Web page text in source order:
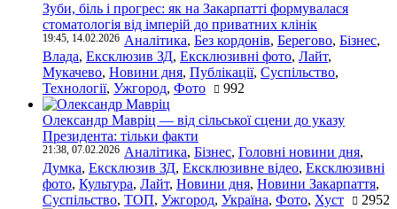
Зуби, біль і прогрес: як на Закарпатті формувалася
стоматологія від імперій до приватних клінік
19:45, 14.02.2026 Аналітика, Без кордонів, Берегово, Бізнес,
Влада, Ексклюзив ЗД, Ексклюзивні фото, Лайт,
Мукачево, Новини дня, Публікації, Суспільство,
Технології, Ужгород, Фото 992
Олександр Мавріц — від сільської сцени до указу
Президента: тільки факти
21:38, 07.02.2026 Аналітика, Бізнес, Головні новини дня,
Думка, Ексклюзив ЗД, Ексклюзивне відео, Ексклюзивні
фото, Культура, Лайт, Новини дня, Новини Закарпаття,
Суспільство, ТОП, Ужгород, Україна, Фото, Хуст 2952